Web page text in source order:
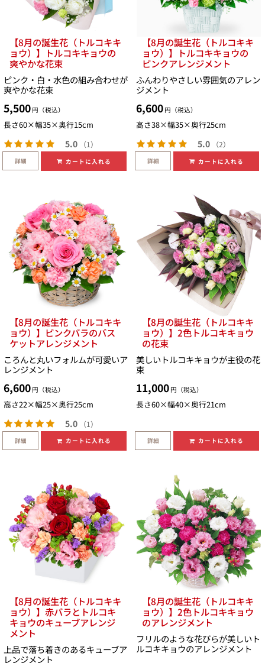
【8月の誕生花（トルコキキ
ョウ）】トルコキキョウの
爽やかな花束
ピンク・白・水色の組み合わせが
爽やかな花束
5,500 円（税込）
長さ60×幅35×奥行15cm
5.0 （1）
詳細 カートに入れる
【8月の誕生花（トルコキキ
ョウ）】トルコキキョウの
ピンクアレンジメント
ふんわりやさしい雰囲気のアレン
ジメント
6,600 円（税込）
高さ38×幅35×奥行25cm
5.0 （2）
詳細 カートに入れる
【8月の誕生花（トルコキキ
ョウ）】ピンクバラのバス
ケットアレンジメント
ころんと丸いフォルムが可愛いア
レンジメント
6,600 円（税込）
高さ22×幅25×奥行25cm
5.0 （1）
詳細 カートに入れる
【8月の誕生花（トルコキキ
ョウ）】2色トルコキキョウ
の花束
美しいトルコキキョウが主役の花
束
11,000 円（税込）
長さ60×幅40×奥行21cm
詳細 カートに入れる
【8月の誕生花（トルコキキ
ョウ）】赤バラとトルコキ
キョウのキューブアレンジ
メント
上品で落ち着きのあるキューブア
レンジメント
【8月の誕生花（トルコキキ
ョウ）】2色トルコキキョウ
のアレンジメント
フリルのような花びらが美しいト
ルコキキョウのアレンジメント